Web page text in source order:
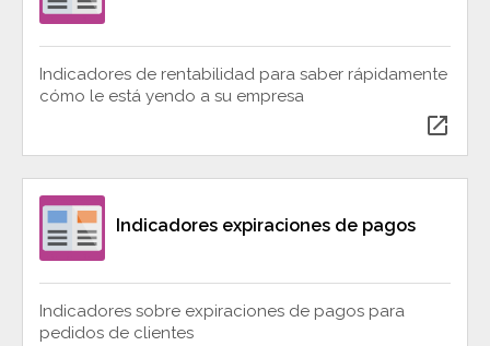
Indicadores de rentabilidad para saber rápidamente
cómo le está yendo a su empresa
open_in_new
Indicadores expiraciones de pagos
Indicadores sobre expiraciones de pagos para
pedidos de clientes